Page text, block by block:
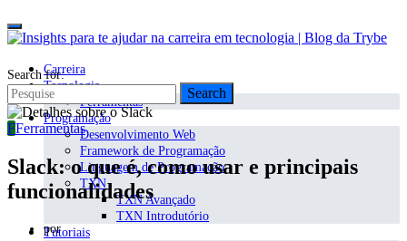
Carreira
Tecnologia
Ferramentas
Programação
Desenvolvimento Web
Framework de Programação
Linguagem de Programação
TXN
TXN Avançado
TXN Introdutório
Tutoriais
Search for:
Search
FFerramentas
Slack: o que é, como usar e principais
funcionalidades
por